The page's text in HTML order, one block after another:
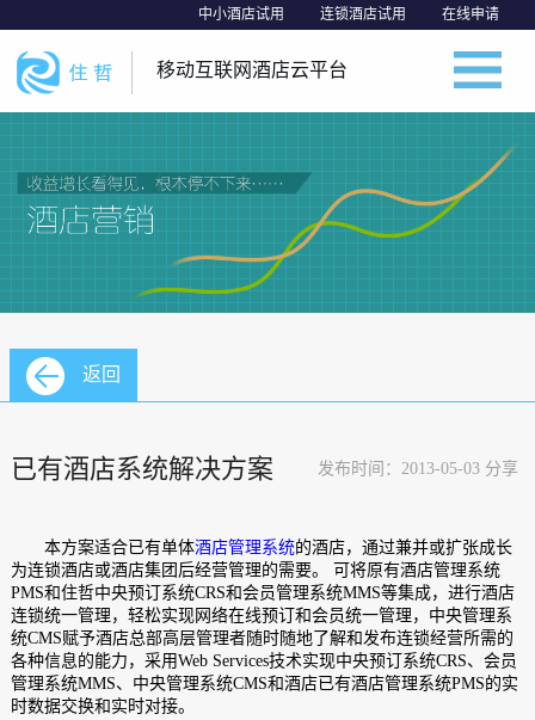
在线申请
连锁酒店试用
中小酒店试用
移动互联网酒店云平台
返回
已有酒店系统解决方案 发布时间：2013-05-03 分享
本方案适合已有单体酒店管理系统的酒店，通过兼并或扩张成长
为连锁酒店或酒店集团后经营管理的需要。 可将原有酒店管理系统
PMS和住哲中央预订系统CRS和会员管理系统MMS等集成，进行酒店
连锁统一管理，轻松实现网络在线预订和会员统一管理，中央管理系
统CMS赋予酒店总部高层管理者随时随地了解和发布连锁经营所需的
各种信息的能力，采用Web Services技术实现中央预订系统CRS、会员
管理系统MMS、中央管理系统CMS和酒店已有酒店管理系统PMS的实
时数据交换和实时对接。